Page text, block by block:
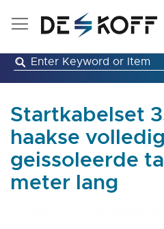
Ga
Startkabelset
haakse volledig
geissoleerde
meter lang